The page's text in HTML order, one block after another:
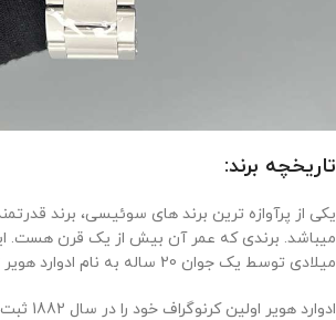
تاریخچه برند:
یکی از پرآوازه ترین برند های سوئیسی، برند
میلادی توسط یک جوان 20 ساله به نام ادوارد هویر تأسیس شد.
ادوارد